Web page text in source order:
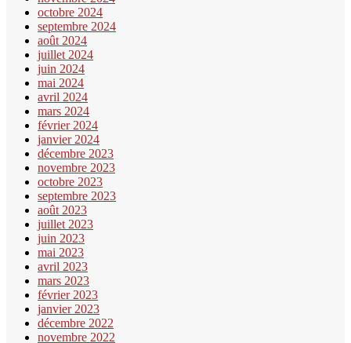
octobre 2024
septembre 2024
août 2024
juillet 2024
juin 2024
mai 2024
avril 2024
mars 2024
février 2024
janvier 2024
décembre 2023
novembre 2023
octobre 2023
septembre 2023
août 2023
juillet 2023
juin 2023
mai 2023
avril 2023
mars 2023
février 2023
janvier 2023
décembre 2022
novembre 2022